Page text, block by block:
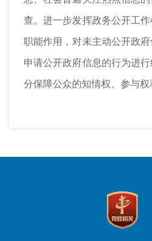
查。进一步发挥政务公开工
职能作用，对未主动公开政
申请公开政府信息的行为进
分保障公众的知情权、参与权